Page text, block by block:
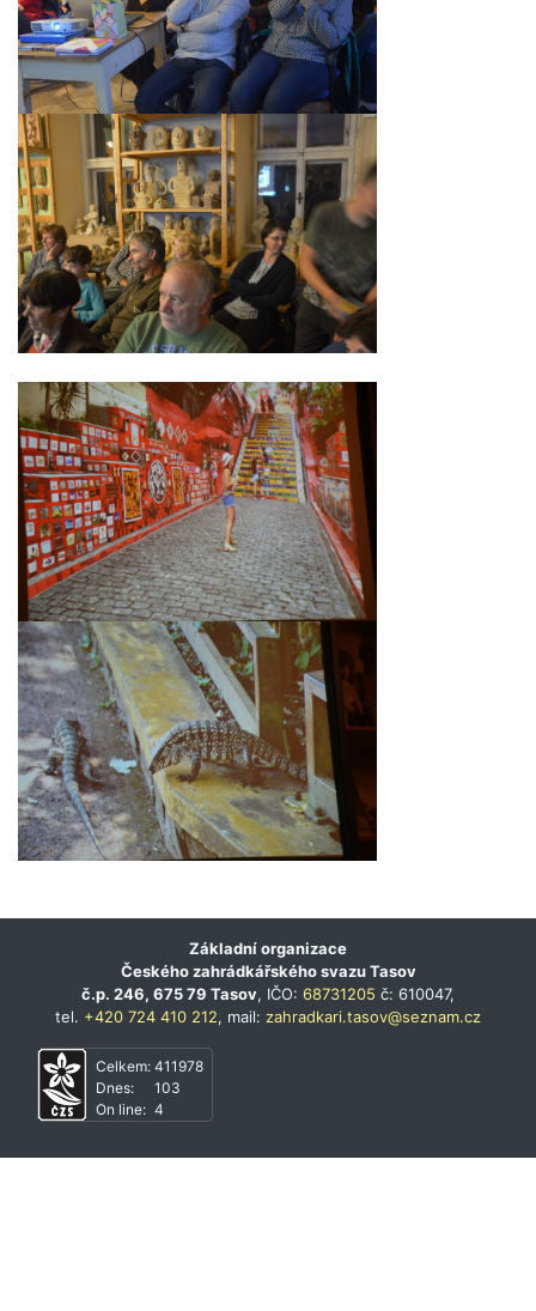
Základní organizace
Českého zahrádkářského svazu Tasov
č.p. 246, 675 79 Tasov, IČO: 68731205 č: 610047,
tel. +420 724 410 212, mail: zahradkari.tasov@seznam.cz
Celkem:
Dnes:
On line:
411978
103
4